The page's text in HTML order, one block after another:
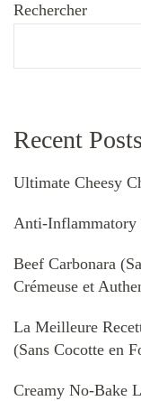
Rechercher
Recent Posts
Ultimate Cheesy
Anti-Inflammatory
Beef Carbonara
Crémeuse et
La Meilleure
(Sans Cocotte en
Creamy No-Bake